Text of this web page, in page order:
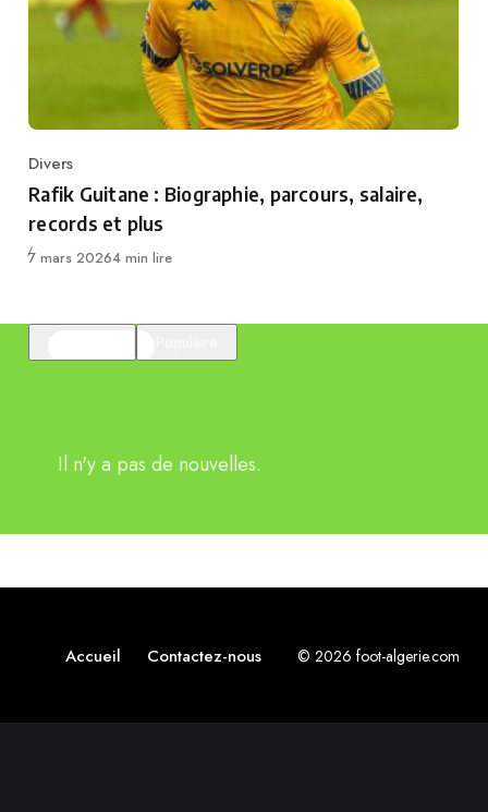
Category
Divers
Rafik Guitane : Biographie, parcours, salaire,
records et plus
Publié
7 mars 20264 min lire
Il n'y a pas de nouvelles.
Accueil Contactez-nous © 2026 foot-algerie.com